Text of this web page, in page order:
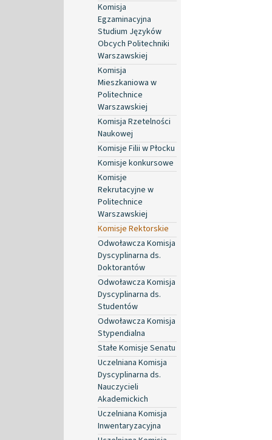
Komisja
Egzaminacyjna
Studium Języków
Obcych Politechniki
Warszawskiej
Komisja
Mieszkaniowa w
Politechnice
Warszawskiej
Komisja Rzetelności
Naukowej
Komisje Filii w Płocku
Komisje konkursowe
Komisje
Rekrutacyjne w
Politechnice
Warszawskiej
Komisje Rektorskie
Odwoławcza Komisja
Dyscyplinarna ds.
Doktorantów
Odwoławcza Komisja
Dyscyplinarna ds.
Studentów
Odwoławcza Komisja
Stypendialna
Stałe Komisje Senatu
Uczelniana Komisja
Dyscyplinarna ds.
Nauczycieli
Akademickich
Uczelniana Komisja
Inwentaryzacyjna